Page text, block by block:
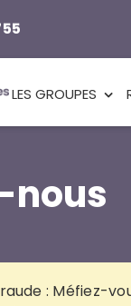
LES GROUPES
nous
: Méfiez-